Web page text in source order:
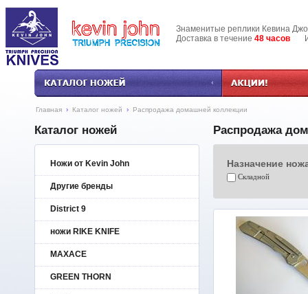
Знаменитые реплики Кевина
Доставка в течение 48 часов
Главная › Каталог ножей › Распродажа домашней коллекции
Каталог ножей
Ножи от Kevin John
Другие бренды
District 9
ножи RIKE KNIFE
MAXACE
GREEN THORN
Распродажа
Назначение
Складной